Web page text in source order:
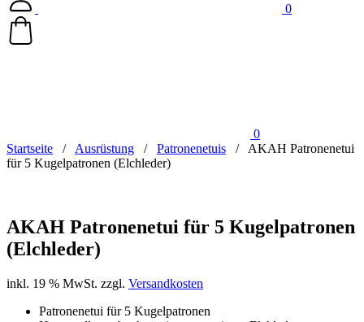
0
0
Startseite / Ausrüstung / Patronenetuis / AKAH Patronenetui
für 5 Kugelpatronen (Elchleder)
AKAH Patronenetui für 5 Kugelpatronen
(Elchleder)
inkl. 19 % MwSt. zzgl. Versandkosten
Patronenetui für 5 Kugelpatronen